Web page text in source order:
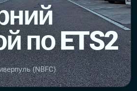
по ETS2
(NBFC)